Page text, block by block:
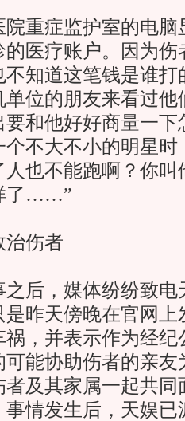
症监护室的电脑
医疗账户。因为伤
知道这笔钱是谁打
位的朋友来看过他
要和他好好商量一
不大不小的明星时
也不能跑啊？你叫
了……”
伤者
，媒体纷纷致电
是昨天傍晚在官网
，并表示作为经纪
能协助伤者的亲友
及其家属一起共同
情发生后，天娱已